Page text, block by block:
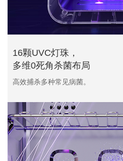
16颗UVC灯珠，
多维0死角杀菌布局
高效捕杀多种常见病菌。